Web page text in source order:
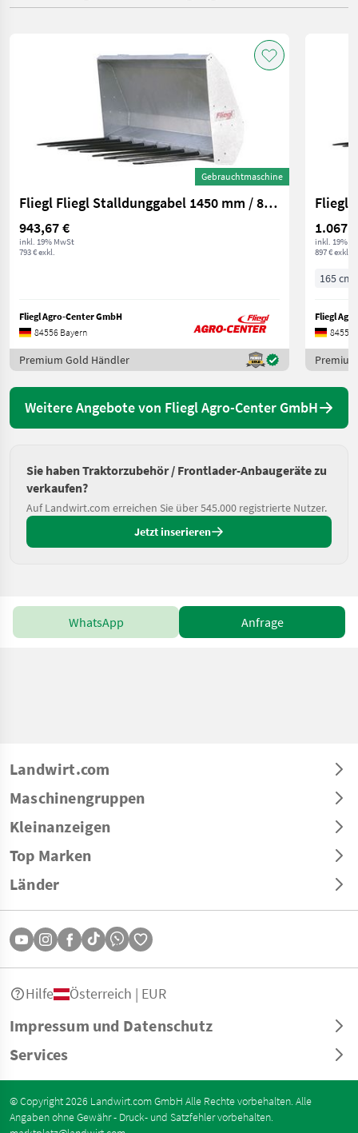
Gebrauchtmaschine
Fliegl Fliegl Stalldunggabel 1450 mm / 8 Zinken / mit E
943,67 €
inkl. 19% MwSt
793 € exkl.
Fliegl Agro-Center GmbH
84556 Bayern
Premium Gold Händler
inkl. 19%
897 € exkl.
165 cm
Fliegl
84556
Weitere Angebote von Fliegl Agro-Center GmbH
Sie haben Traktorzubehör / Frontlader-Anbaugeräte zu
verkaufen?
Auf Landwirt.com erreichen Sie über 545.000 registrierte Nutzer.
Jetzt inserieren
WhatsApp Anfrage
Landwirt.com
Maschinengruppen
Kleinanzeigen
Top Marken
Länder
Impressum und Datenschutz
Services
Hilfe Österreich | EUR
© Copyright 2026 Landwirt.com GmbH Alle Rechte vorbehalten. Alle
Angaben ohne Gewähr - Druck- und Satzfehler vorbehalten.